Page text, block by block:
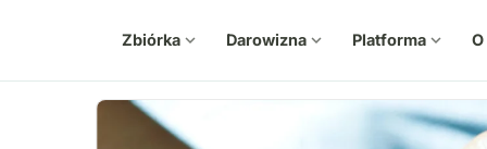
Zbiórka expand_more Darowizna expand_more Platforma expand_more